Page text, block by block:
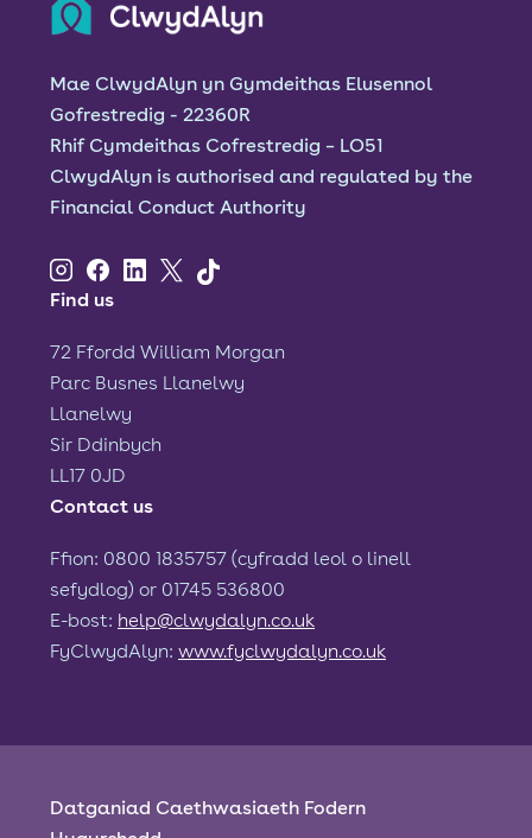
Mae ClwydAlyn yn Gymdeithas Elusennol
Gofrestredig - 22360R
Rhif Cymdeithas Cofrestredig – LO51
ClwydAlyn is authorised and regulated by the
Financial Conduct Authority
Find us
72 Ffordd William Morgan
Parc Busnes Llanelwy
Llanelwy
Sir Ddinbych
LL17 0JD
Contact us
Ffion: 0800 1835757 (cyfradd leol o linell
sefydlog) or 01745 536800
E-bost: help@clwydalyn.co.uk
FyClwydAlyn: www.fyclwydalyn.co.uk
Datganiad Caethwasiaeth Fodern